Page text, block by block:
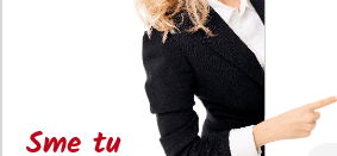
Sme tu